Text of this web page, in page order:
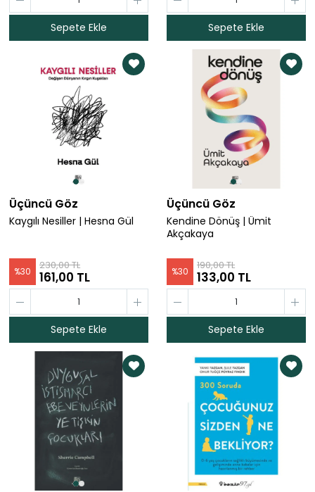
Sepete Ekle Sepete Ekle
Üçüncü Göz
Kaygılı Nesiller | Hesna Gül
%30 230,00 TL
161,00 TL
Sepete Ekle
Üçüncü Göz
Kendine Dönüş | Ümit
Akçakaya
%30 190,00 TL
133,00 TL
Sepete Ekle